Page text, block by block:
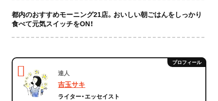
都内のおすすめモーニング21店。おいしい朝ごはんをしっかり
食べて元気スイッチをON！
達人
吉玉サキ
ライター・エッセイスト